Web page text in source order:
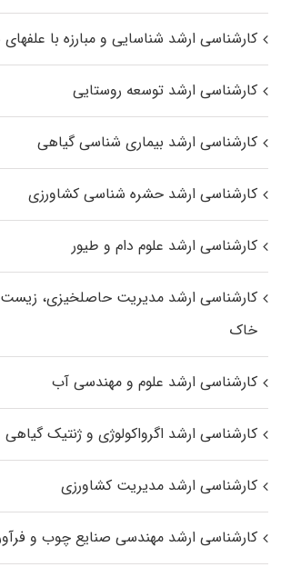
کارشناسی ارشد شناسایی و مبارزه با علفهای
کارشناسی ارشد توسعه روستایی
کارشناسی ارشد بیماری‌ شناسی گیاهی
کارشناسی ارشد حشره‌ شناسی کشاورزی
کارشناسی ارشد علوم دام و طیور
کارشناسی ارشد مدیریت حاصلخیزی، زیست
خاک
کارشناسی ارشد علوم و مهندسی آب
کارشناسی ارشد اگرواکولوژی و ژنتیک گیاهی
کارشناسی ارشد مدیریت کشاورزی
کارشناسی ارشد مهندسی صنایع چوب و